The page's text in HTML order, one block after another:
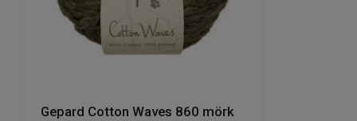
Gepard Cotton Waves 860 mörk